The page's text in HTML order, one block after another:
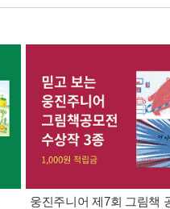
웅진주니어 제7회 그림책